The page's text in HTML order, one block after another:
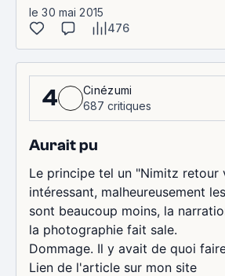
le 30 mai 2015
476
4
Cinézumi
687 critiques
Aurait pu
Le principe tel un "Nimitz retour
intéressant, malheureusement
sont beaucoup moins, la
la photographie fait sale.
Dommage. Il y avait de quoi
Lien de l'article sur mon site